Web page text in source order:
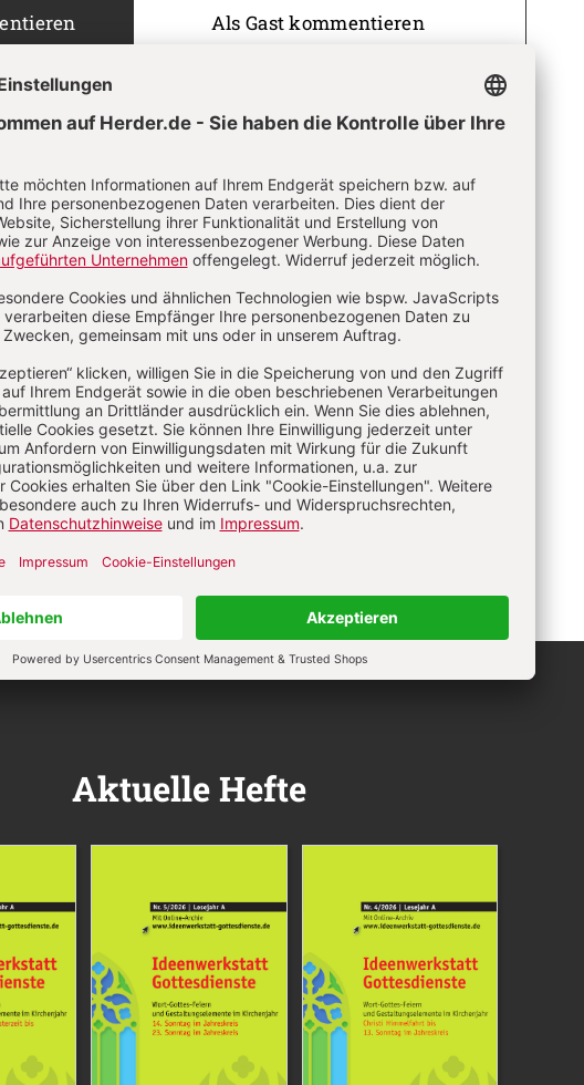
Als Gast kommentieren
vergessen?
Aktuelle Hefte